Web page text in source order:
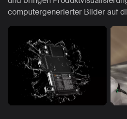
computergenerierter Bilder auf